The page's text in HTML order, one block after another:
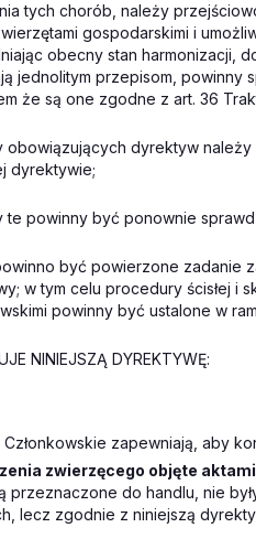
tych chorób, należy
gospodarskimi i
obecny stan harmonizacji,
jednolitym przepisom, powinny
że są one zgodne z art. 36
obowiązujących dyrektyw
dyrektywie;
te powinny być ponownie
być powierzone zadanie
w tym celu procedury ścisłej i
powinny być ustalone w
NINIEJSZĄ DYREKTYWĘ:
Członkowskie zapewniają, aby
zwierzęcego objęte
przeznaczone do handlu, nie
lecz zgodnie z niniejszą